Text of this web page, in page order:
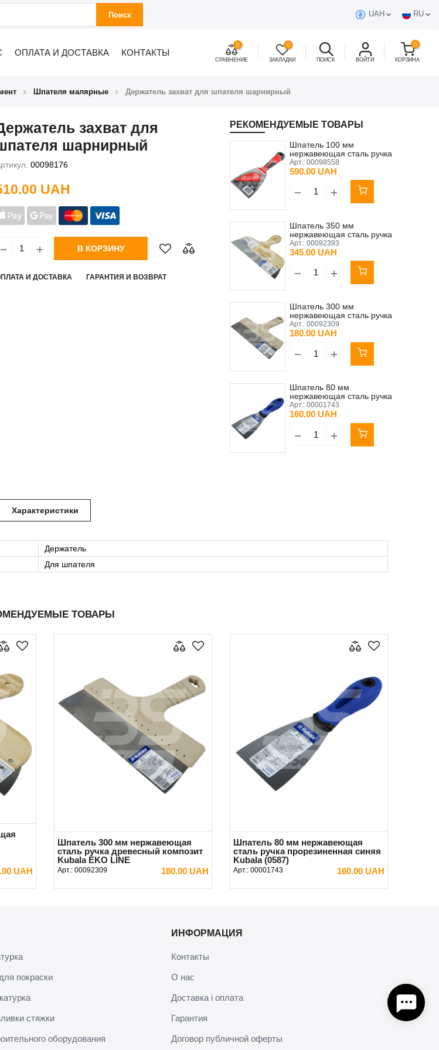
Поиск UAH RU
ОПЛАТА И ДОСТАВКА КОНТАКТЫ
0
СРАВНЕНИЕ
0
ЗАКЛАДКИ ПОИСК ВОЙТИ
0
КОРЗИНА
Шпателя малярные Держатель захват для шпателя шарнирный
захват для
шарнирный
00098176
UAH
В КОРЗИНУ
И ДОСТАВКА ГАРАНТИЯ И ВОЗВРАТ
РЕКОМЕНДУЕМЫЕ ТОВАРЫ
Шпатель 100 мм
нержавеющая сталь ручка
резиновая Olejnik
Арт.: 00098558
590.00 UAH
Шпатель 350 мм
нержавеющая сталь ручка
фанерная
Арт.: 00092393
345.00 UAH
Шпатель 300 мм
нержавеющая сталь ручка
древесный композит
Kubala EKO LINE
Арт.: 00092309
180.00 UAH
Шпатель 80 мм
нержавеющая сталь ручка
прорезиненная синяя
Kubala (0587)
Арт.: 00001743
160.00 UAH
Характеристики
Держатель
Для шпателя
ТОВАРЫ
UAH
Шпатель 300 мм нержавеющая
сталь ручка древесный композит
Kubala EKO LINE
Арт.: 00092309 180.00 UAH
В КОРЗИНУ
Шпатель 80 мм нержавеющая
сталь ручка прорезиненная синяя
Kubala (0587)
Арт.: 00001743 160.00 UAH
В КОРЗИНУ
покраски
стяжки
оборудования
ИНФОРМАЦИЯ
Контакты
О нас
Доставка і оплата
Гарантия
Договор публичной оферты